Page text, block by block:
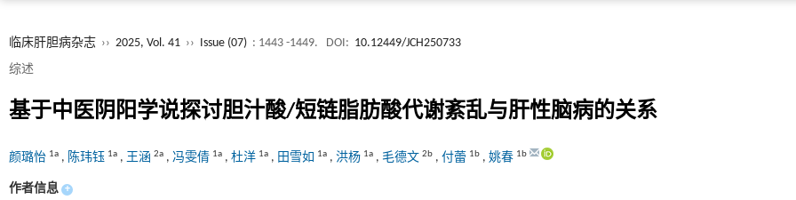
临床肝胆病杂志 ›› 2025, Vol. 41 ›› Issue (07) : 1443 -1449. DOI: 10.12449/JCH250733
综述
基于中医阴阳学说探讨胆汁酸/短链脂肪酸代谢紊乱与肝性脑病的关系
颜璐怡 1a , 陈玮钰 1a , 王涵 2a , 冯雯倩 1a , 杜洋 1a , 田雪如 1a , 洪杨 1a , 毛德文 2b , 付蕾 1b , 姚春 1b
作者信息 +